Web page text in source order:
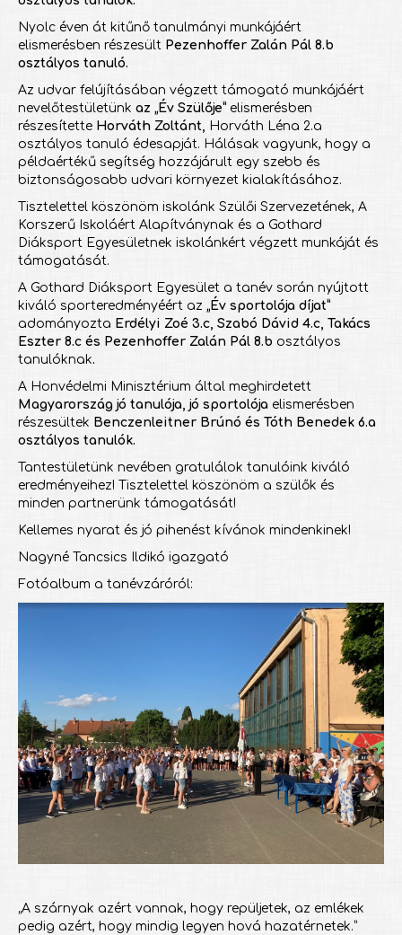
Nyolc éven át kitűnő tanulmányi munkájáért
elismerésben részesült Pezenhoffer Zalán Pál 8.b
osztályos tanuló.
Az udvar felújításában végzett támogató munkájáért
nevelőtestületünk az „Év Szülője” elismerésben
részesítette Horváth Zoltánt,
Horváth Léna 2.a
osztályos tanuló édesapját. Hálásak vagyunk, hogy a
példaértékű segítség hozzájárult egy szebb és
biztonságosabb udvari környezet kialakításához.
Tisztelettel köszönöm iskolánk Szülői Szervezetének, A
Korszerű Iskoláért Alapítványnak és a Gothard
Diáksport Egyesületnek iskolánkért végzett munkáját és
támogatását.
A Gothard Diáksport Egyesület a tanév során nyújtott
kiváló sporteredményéért az „Év sportolója díjat”
adományozta Erdélyi Zoé 3.c, Szabó Dávid 4.c, Takács
Eszter 8.c és Pezenhoffer Zalán Pál 8.b osztályos
tanulóknak.
A Honvédelmi Minisztérium által meghirdetett
Magyarország jó tanulója, jó sportolója elismerésben
részesültek Benczenleitner Brúnó és Tóth Benedek 6.a
osztályos tanulók.
Tantestületünk nevében gratulálok tanulóink kiváló
eredményeihez! Tisztelettel köszönöm a szülők és
minden partnerünk támogatását!
Kellemes nyarat és jó pihenést kívánok mindenkinek!
Nagyné Tancsics Ildikó igazgató
Fotóalbum a tanévzáróról:
„A szárnyak azért vannak, hogy repüljetek, az emlékek
pedig azért, hogy mindig legyen hová hazatérnetek.”